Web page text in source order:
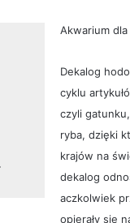
Akwarium
Dekalog
cyklu
czyli
ryba, dzięki
krajów na
dekalog
aczkolwiek
opierały się